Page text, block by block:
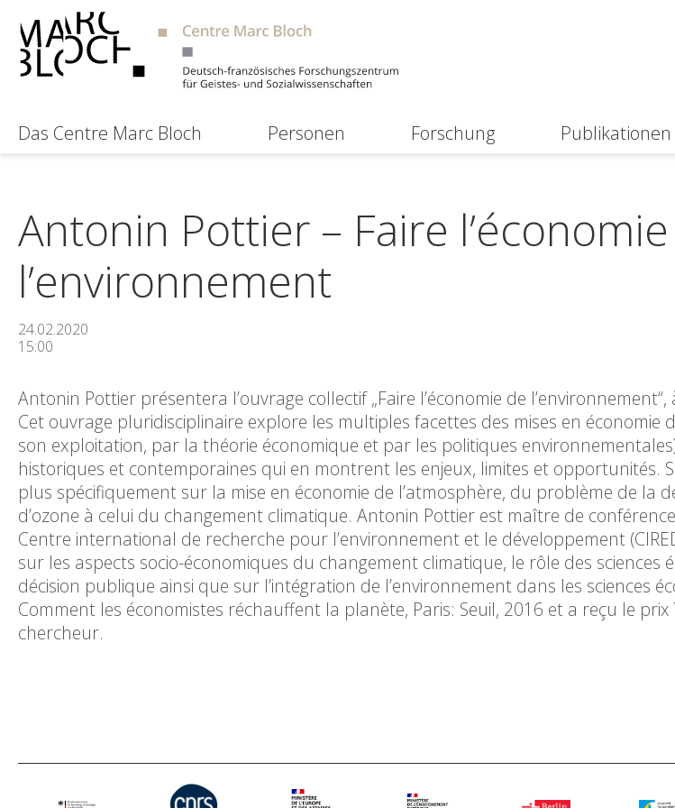
Das Centre Marc Bloch Personen Forschung Publikationen
Antonin Pottier – Faire
l’environnement
24.02.2020
15:00
Antonin Pottier présentera l’ouvrage collectif „Faire l’économie de
Cet ouvrage pluridisciplinaire explore les multiples facettes des mises en économie
son exploitation, par la théorie économique et par les politiques
historiques et contemporaines qui en montrent les enjeux, limites et opportunités.
plus spécifiquement sur la mise en économie de l’atmosphère, du problème de la
d’ozone à celui du changement climatique. Antonin Pottier est maître de
Centre international de recherche pour l’environnement et le développement
sur les aspects socio-économiques du changement climatique, le rôle des sciences
décision publique ainsi que sur l’intégration de l’environnement dans les sciences
Comment les économistes réchauffent la planète, Paris: Seuil, 2016 et a reçu le
chercheur.